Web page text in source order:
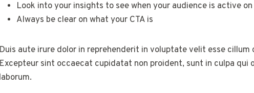
Look into your insights to see when your audience is active
Always be clear on what your CTA is
Duis aute irure dolor in reprehenderit in voluptate velit esse
Excepteur sint occaecat cupidatat non proident, sunt in culpa
laborum.